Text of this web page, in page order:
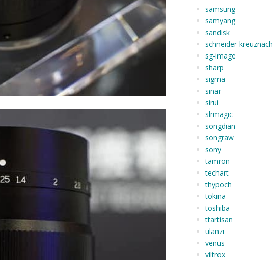
samsung
samyang
sandisk
schneider-kreuznach
sg-image
sharp
sigma
sinar
sirui
slrmagic
songdian
songraw
sony
tamron
techart
thypoch
tokina
toshiba
ttartisan
ulanzi
venus
viltrox